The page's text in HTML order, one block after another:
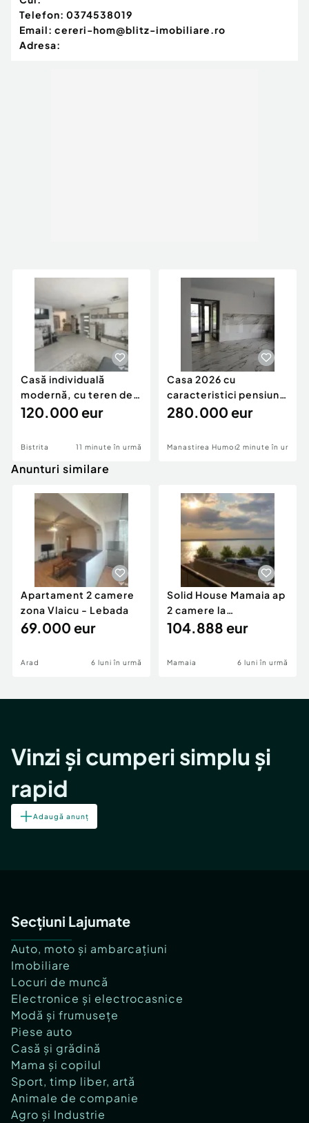
Telefon: 0374538019
Email: cereri-hom@blitz-imobiliare.ro
Adresa:
Casă individuală
modernă, cu teren de
1.356 mp – la doa
120.000 eur
Bistrita 11 minute în urmă
Casa 2026 cu
caracteristici pensiune
280k
280.000 eur
Manastirea Humorului2 minute în urmă
Anunturi similare
Apartament 2 camere
zona Vlaicu - Lebada
69.000 eur
Arad 6 luni în urmă
Solid House Mamaia ap
2 camere la
cheie,langa Mega
104.888 eur
Mamaia 6 luni în urmă
Vinzi și cumperi simplu și
rapid
Adaugă anunț
Secțiuni Lajumate
Auto, moto și ambarcațiuni
Imobiliare
Locuri de muncă
Electronice și electrocasnice
Modă și frumusețe
Piese auto
Casă și grădină
Mama și copilul
Sport, timp liber, artă
Animale de companie
Agro și Industrie